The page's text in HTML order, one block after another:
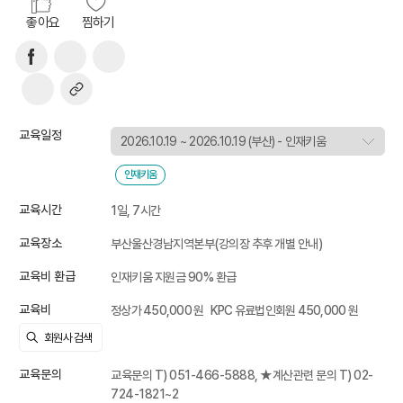
좋아요 찜하기
교육일정
인재키움
교육시간 1일, 7시간
교육장소 부산울산경남지역본부(강의장 추후 개별 안내)
교육비 환급 인재키움 지원금 90% 환급
교육비 정상가 450,000 원 KPC 유료법인회원 450,000 원
교육문의
교육문의 T) 051-466-5888, ★계산관련 문의 T) 02-
724-1821~2